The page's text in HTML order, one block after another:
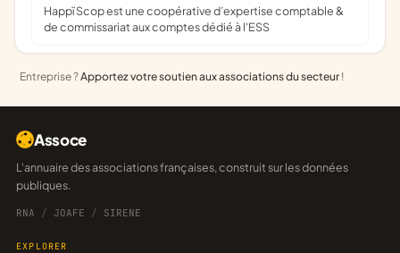
Happï Scop est une coopérative d’expertise comptable &
de commissariat aux comptes dédié à l'ESS
Entreprise ?Apportez votre soutien aux associations du secteur !
Assoce
L'annuaire des associations françaises, construit sur les données
publiques.
RNA / JOAFE / SIRENE
EXPLORER